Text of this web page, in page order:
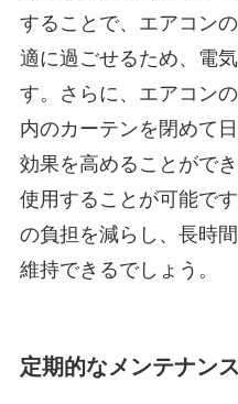
することで、エアコン
適に過ごせるため、電
す。さらに、エアコン
内のカーテンを閉めて
効果を高めることがで
使用することが可能で
の負担を減らし、長時
維持できるでしょう。
定期的なメンテナン